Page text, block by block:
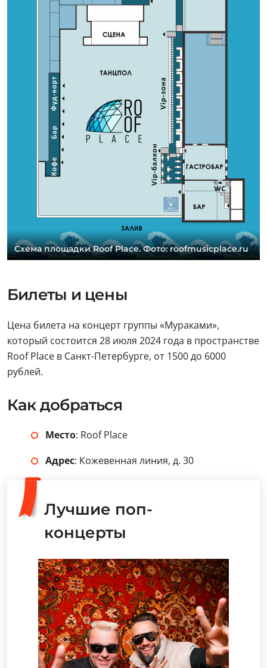
Cхема площадки Roof Place. Фото: roofmusicplace.ru
Билеты и цены
Цена билета на концерт группы «Мураками»,
который состоится 28 июля 2024 года в пространстве
Roof Place в Санкт-Петербурге, от 1500 до 6000
рублей.
Как добраться
Место: Roof Place
Адрес: Кожевенная линия, д. 30
Лучшие поп-
концерты